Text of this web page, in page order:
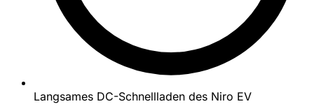
Langsames DC-Schnellladen des Niro EV